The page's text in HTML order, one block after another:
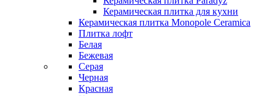
Керамическая плитка для кухни
Керамическая плитка Monopole Ceramica
Плитка лофт
Белая
Бежевая
Серая
Черная
Красная